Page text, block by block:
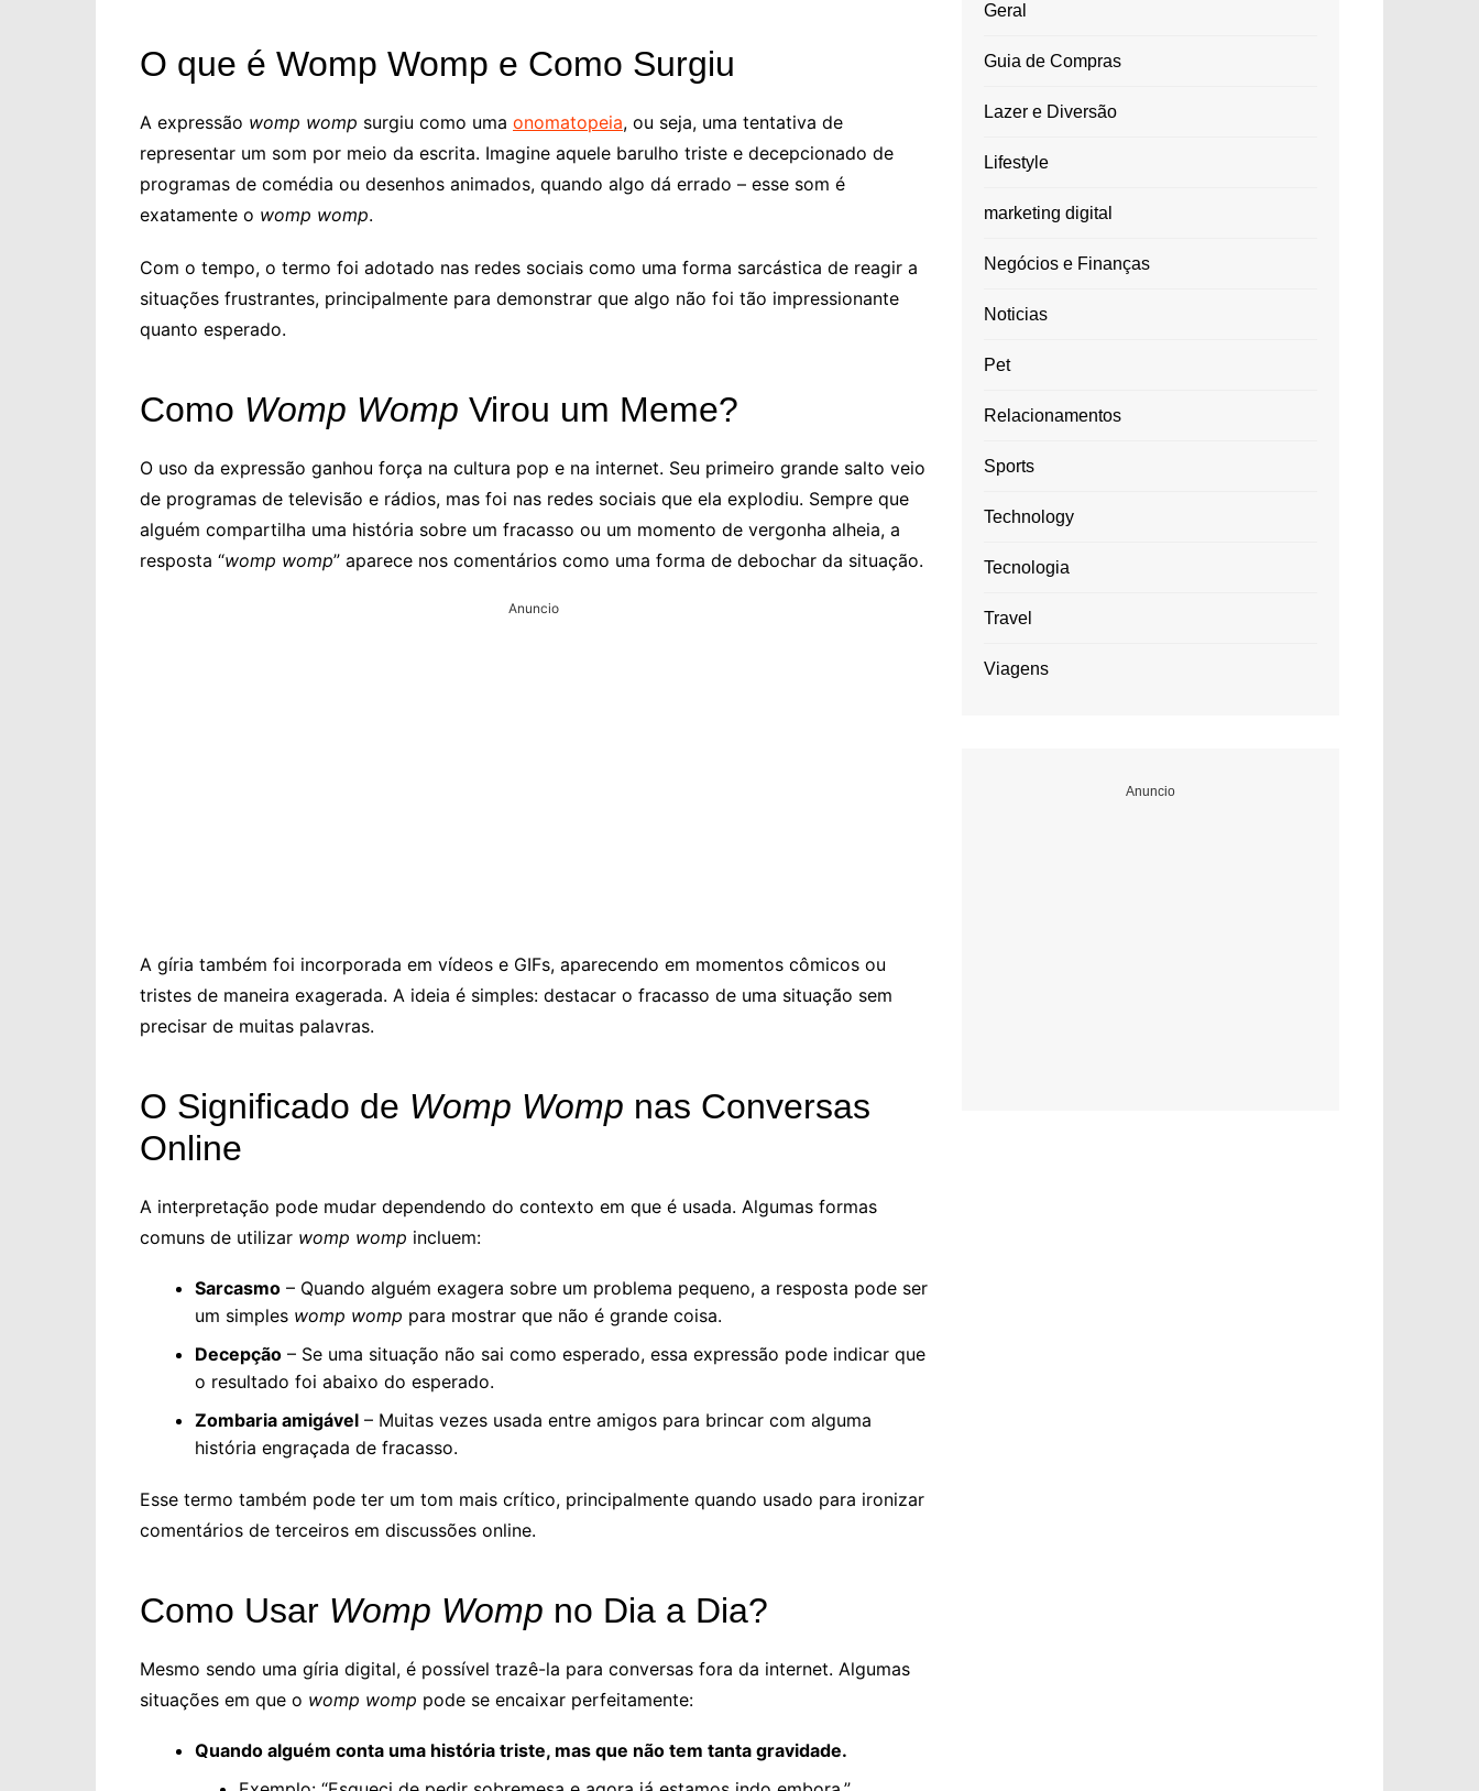
O que é Womp Womp e Como Surgiu
A expressão womp womp surgiu como uma onomatopeia, ou seja, uma tentativa de
representar um som por meio da escrita. Imagine aquele barulho triste e decepcionado de
programas de comédia ou desenhos animados, quando algo dá errado – esse som é
exatamente o womp womp.
Com o tempo, o termo foi adotado nas redes sociais como uma forma sarcástica de reagir a
situações frustrantes, principalmente para demonstrar que algo não foi tão impressionante
quanto esperado.
Como Womp Womp Virou um Meme?
O uso da expressão ganhou força na cultura pop e na internet. Seu primeiro grande salto veio
de programas de televisão e rádios, mas foi nas redes sociais que ela explodiu. Sempre que
alguém compartilha uma história sobre um fracasso ou um momento de vergonha alheia, a
resposta “womp womp” aparece nos comentários como uma forma de debochar da situação.
Anuncio
A gíria também foi incorporada em vídeos e GIFs, aparecendo em momentos cômicos ou
tristes de maneira exagerada. A ideia é simples: destacar o fracasso de uma situação sem
precisar de muitas palavras.
O Significado de Womp Womp nas Conversas
Online
A interpretação pode mudar dependendo do contexto em que é usada. Algumas formas
comuns de utilizar womp womp incluem:
Sarcasmo – Quando alguém exagera sobre um problema pequeno, a resposta pode ser
um simples womp womp para mostrar que não é grande coisa.
Decepção – Se uma situação não sai como esperado, essa expressão pode indicar que
o resultado foi abaixo do esperado.
Zombaria amigável – Muitas vezes usada entre amigos para brincar com alguma
história engraçada de fracasso.
Esse termo também pode ter um tom mais crítico, principalmente quando usado para ironizar
comentários de terceiros em discussões online.
Como Usar Womp Womp no Dia a Dia?
Mesmo sendo uma gíria digital, é possível trazê-la para conversas fora da internet. Algumas
situações em que o womp womp pode se encaixar perfeitamente:
Quando alguém conta uma história triste, mas que não tem tanta gravidade.
Geral
Guia de Compras
Lazer e Diversão
Lifestyle
marketing digital
Negócios e Finanças
Noticias
Pet
Relacionamentos
Sports
Technology
Tecnologia
Travel
Viagens
Anuncio